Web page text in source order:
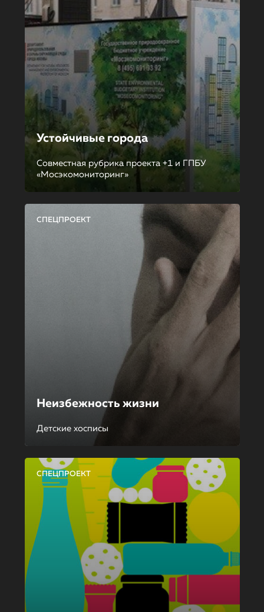
Устойчивые города
Совместная рубрика проекта +1 и ГПБУ
«Мосэкомониторинг»
СПЕЦПРОЕКТ
Неизбежность жизни
Детские хосписы
СПЕЦПРОЕКТ